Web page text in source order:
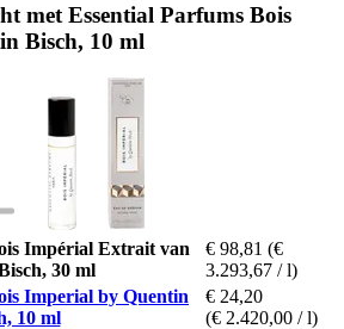
met Essential Parfums Bois
Bisch, 10 ml
Impérial Extrait van
30 ml
€ 98,81 (€
3.293,67 / l)
Imperial by Quentin
10 ml
€ 24,20
(€ 2.420,00 / l)